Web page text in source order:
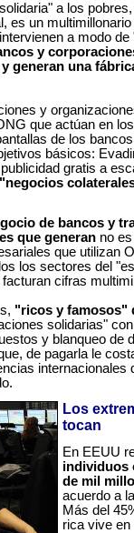
a los
es un
a modo de
y
generan una
y
que actúan en
de los
básicos:
gratis a
de bancos y
que generan no
que utilizan
los sectores del
cifras
"ricos y famosos"
solidarias"
y blanqueo de
de pagarla le
internacionales
Los
tocan
En EEUU
individuos
de mil
acuerdo a
Más del
rica vive